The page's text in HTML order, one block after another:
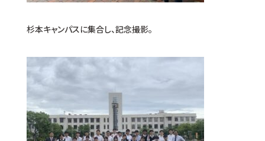
杉本キャンパスに集合し、記念撮影。